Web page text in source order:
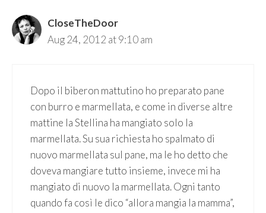
CloseTheDoor
Aug 24, 2012 at 9:10 am
Dopo il biberon mattutino ho preparato pane
con burro e marmellata, e come in diverse altre
mattine la Stellina ha mangiato solo la
marmellata. Su sua richiesta ho spalmato di
nuovo marmellata sul pane, ma le ho detto che
doveva mangiare tutto insieme, invece mi ha
mangiato di nuovo la marmellata. Ogni tanto
quando fa così le dico “allora mangia la mamma”,